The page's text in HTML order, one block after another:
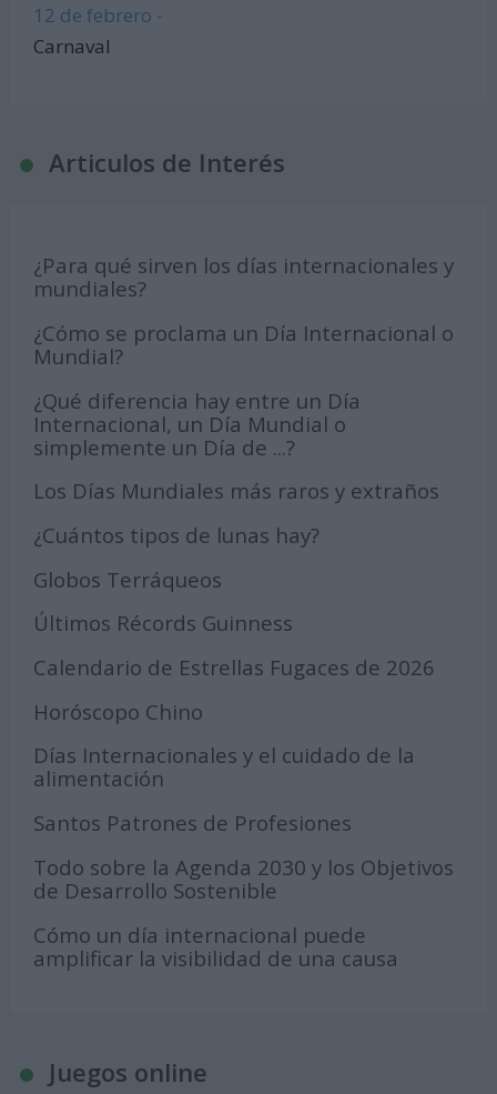
12 de febrero -
Carnaval
Articulos de Interés
¿Para qué sirven los días internacionales y
mundiales?
¿Cómo se proclama un Día Internacional o
Mundial?
¿Qué diferencia hay entre un Día
Internacional, un Día Mundial o
simplemente un Día de ...?
Los Días Mundiales más raros y extraños
¿Cuántos tipos de lunas hay?
Globos Terráqueos
Últimos Récords Guinness
Calendario de Estrellas Fugaces de 2026
Horóscopo Chino
Días Internacionales y el cuidado de la
alimentación
Santos Patrones de Profesiones
Todo sobre la Agenda 2030 y los Objetivos
de Desarrollo Sostenible
Cómo un día internacional puede
amplificar la visibilidad de una causa
Juegos online